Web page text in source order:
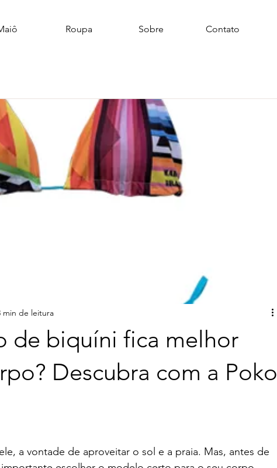
Roupa Sobre Contato
de biquíni fica melhor
Descubra com a Poko
min de leitura
a vontade de aproveitar o sol e a praia. Mas, antes de